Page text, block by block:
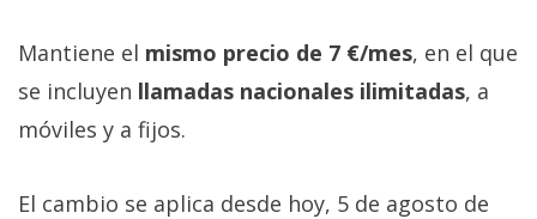
Mantiene el mismo precio de 7 €/mes, en el que
se incluyen llamadas nacionales ilimitadas, a
móviles y a fijos.
El cambio se aplica desde hoy, 5 de agosto de